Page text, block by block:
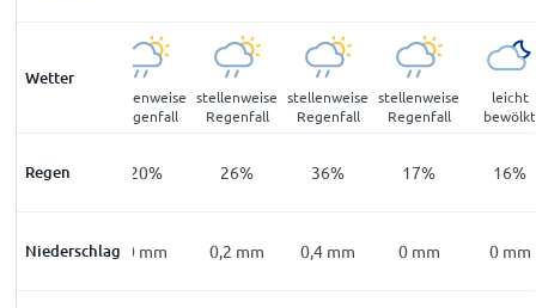
Wetter
stellenweise
Regenfall
stellenweise
Regenfall
stellenweise
Regenfall
stellenweise
Regenfall
leicht
bewölkt
Regen
42% 20% 26% 36% 17% 16%
Niederschlag
0mm 0 mm 0,2 mm 0,4 mm 0 mm 0 mm